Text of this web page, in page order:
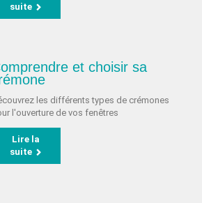
suite
et choisir sa
les différents types de crémones
l'ouverture de vos fenêtres
Lire la
suite